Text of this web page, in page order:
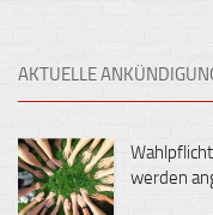
AKTUELLE
werden